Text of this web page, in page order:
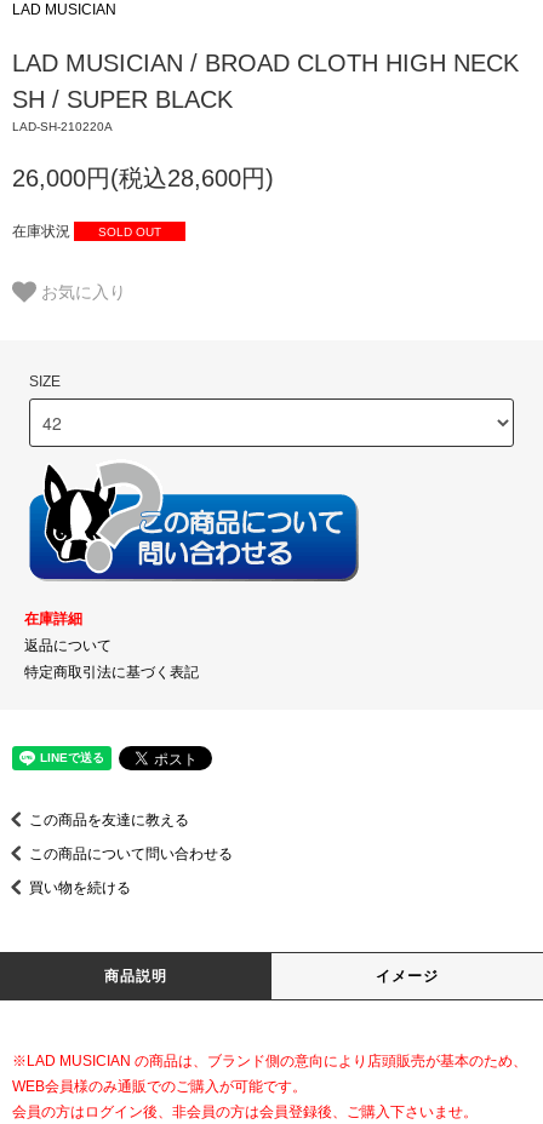
LAD MUSICIAN
LAD MUSICIAN / BROAD CLOTH HIGH NECK
SH / SUPER BLACK
LAD-SH-210220A
26,000円(税込28,600円)
在庫状況 SOLD OUT
お気に入り
SIZE
在庫詳細
返品について
特定商取引法に基づく表記
この商品を友達に教える
この商品について問い合わせる
買い物を続ける
商品説明 イメージ
※LAD MUSICIAN の商品は、ブランド側の意向により店頭販売が基本のため、
WEB会員様のみ通販でのご購入が可能です。
会員の方はログイン後、非会員の方は会員登録後、ご購入下さいませ。